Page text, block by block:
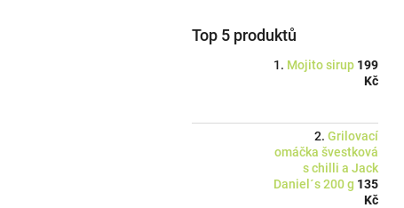
Top 5 produktů
Mojito sirup 199
Kč
Grilovací
omáčka švestková
s chilli a Jack
Daniel´s 200 g 135
Kč